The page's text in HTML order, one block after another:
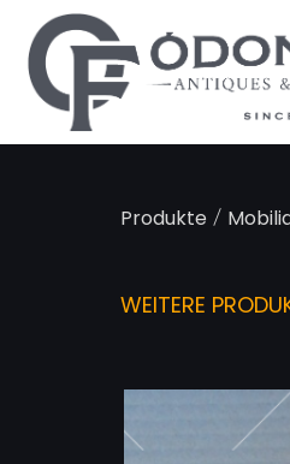
Produkte/
WEITERE
Cookie-Einstellungen